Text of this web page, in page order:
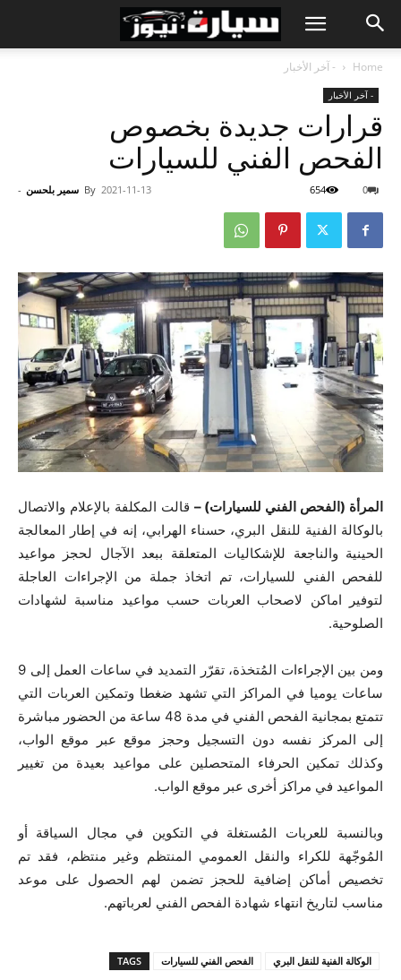
Home - آخر الأخبار
- آخر الأخبار
قرارات جديدة بخصوص
الفحص الفني للسيارات
By سمير بلحسن - 2021-11-13 0
654
المرأة (الفحص الفني للسيارات) – قالت المكلفة بالإعلام والاتصال
بالوكالة الفنية للنقل البري، حسناء الهرابي، إنه في إطار المعالجة
الحينية والناجعة للإشكاليات المتعلقة ببعد الآجال لحجز مواعيد
للفحص الفني للسيارات، تم اتخاذ جملة من الإجراءات العاجلة
لتوفير اماكن لاصحاب العربات حسب مواعيد مناسبة لشهادات
الصلوحية.
ومن بين الإجراءات المُتخذة، تقرّر التمديد في ساعات العمل إلى 9
ساعات يوميا في المراكز التي تشهد ضغطا وتمكين العربات التي
تتمتع بمجانية الفحص الفني في مدة 48 ساعة من الحضور مباشرة
إلى المركز نفسه دون التسجيل وحجز موقع عبر موقع الواب،
وكذلك تمكين الحرفاء المتحصلين على مواعيد بعيدة من تغيير
المواعيد في مراكز أخرى عبر موقع الواب.
وبالنسبة للعربات المُستغلة في التكوين في مجال السياقة أو
المُوجّهة للكراء والنقل العمومي المنتظم وغير منتظم، فقد تم
تخصيص أماكن إضافية للحجز تضمن لهم الحصول على موعد
مناسب لتاريخ انتهاء شهادة الفحص الفني لعرباتهم.
TAGS الفحص الفني للسيارات الوكالة الفنية للنقل البري